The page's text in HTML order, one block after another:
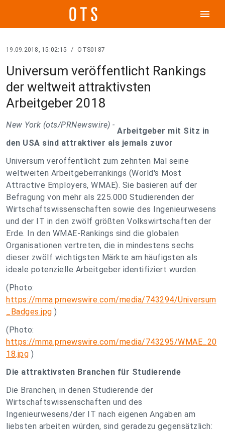
menu
19.09.2018, 15:02:15 / OTS0187
Universum veröffentlicht Rankings
der weltweit attraktivsten
Arbeitgeber 2018
New York (ots/PRNewswire) -
Arbeitgeber mit Sitz in
den USA sind attraktiver als jemals zuvor
Universum veröffentlicht zum zehnten Mal seine
weltweiten Arbeitgeberrankings (World's Most
Attractive Employers, WMAE). Sie basieren auf der
Befragung von mehr als 225.000 Studierenden der
Wirtschaftswissenschaften sowie des Ingenieurwesens
und der IT in den zwölf größten Volkswirtschaften der
Erde. In den WMAE-Rankings sind die globalen
Organisationen vertreten, die in mindestens sechs
dieser zwölf wichtigsten Märkte am häufigsten als
ideale potenzielle Arbeitgeber identifiziert wurden.
(Photo:
https://mma.prnewswire.com/media/743294/Universum
_Badges.jpg )
(Photo:
https://mma.prnewswire.com/media/743295/WMAE_20
18.jpg )
Die attraktivsten Branchen für Studierende
Die Branchen, in denen Studierende der
Wirtschaftswissenschaften und des
Ingenieurwesens/der IT nach eigenen Angaben am
liebsten arbeiten würden, sind geradezu gegensätzlich: